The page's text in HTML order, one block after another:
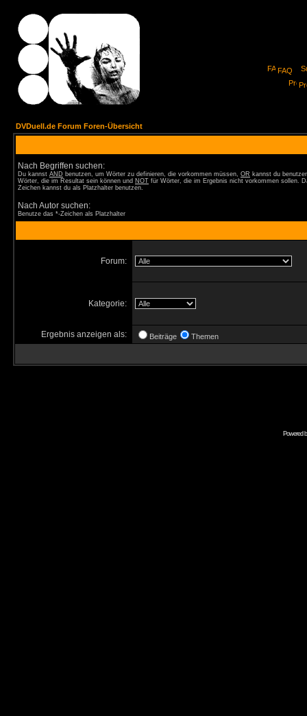
FAQ
DVDuell.de Forum Foren-Übersicht
Nach Begriffen suchen:
Du kannst AND benutzen, um Wörter zu definieren, die vorkommen müssen, OR kannst du
Wörter, die im Resultat sein können und NOT für Wörter, die im Ergebnis nicht vorkommen sollen.
Zeichen kannst du als Platzhalter benutzen.
Nach Autor suchen:
Benutze das *-Zeichen als Platzhalter
Forum:
Kategorie:
Ergebnis anzeigen als: Beiträge Themen
Powered